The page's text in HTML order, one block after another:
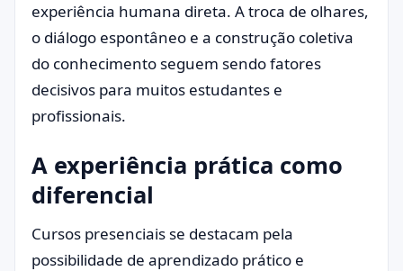
experiência humana direta. A troca de olhares,
o diálogo espontâneo e a construção coletiva
do conhecimento seguem sendo fatores
decisivos para muitos estudantes e
profissionais.
A experiência prática como
diferencial
Cursos presenciais se destacam pela
possibilidade de aprendizado prático e